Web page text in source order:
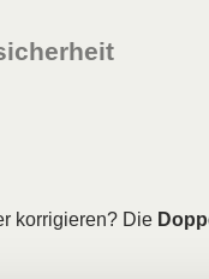
korrigieren? Die